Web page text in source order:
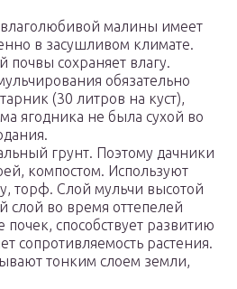
малины имеет
в засушливом климате.
сохраняет влагу.
обязательно
(30 литров на куст),
ягодника не была сухой во
грунт. Поэтому дачники
компостом. Используют
торф. Слой мульчи высотой
слой во время оттепелей
почек, способствует развитию
сопротивляемость растения.
тонким слоем земли,